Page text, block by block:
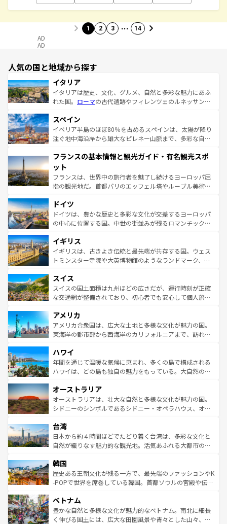
1 2 3 … 14
AD
AD
人気の国と地域から探す
イタリア
イタリアは歴史、文化、グルメ、自然と多彩な魅力にあふ
れた国。 ローマの古代遺跡やフィレンツェのルネッサンス
ろん、トスカーナの美しい田園風景やアマルフィ海岸の絶
景など、自然景観も見逃せない。観光の合間には、本場の
ピザやパスタなど、絶品のイタリア料理を堪能することも
ませてくれるイタリアで、忘れられない旅をしてみよう！
なお、新着のイタリア情報は
しい。
スペイン
イベリア半島のほぼ80％を占めるスペインは、太陽が降り
注ぐ地中海沿岸から雄大なピレネー山脈まで、多彩な自然
文化が根付くこの国では、情熱的なフラメンコ、熱気あふ
れる闘牛、そして美味しいタパスが生活の一部となってい
る。首都マドリードの洗練された雰囲気や、バルセロナの
アートに溢れた街角から、地方では古代ローマ遺跡や中世
せる。地方によって風土や気候が異なるスペインはその個
性で訪れる人を魅了する。 なお、新着のスペイン情報は コ
ンテンツ一覧を参照してほしい。
フランスの基本情報と観光ガイド・有名観光スポ
ット
フランスは、世界中の旅行者を魅了し続けるヨーロッパ屈
指の観光地だ。首都パリのエッフェル塔やルーブル美術館
で、幅広い魅力が詰まっている。華麗な宮殿、歴史的な大
聖堂、美しいビーチ、そして豊かな自然が、訪れる者を心
から魅了する。また、フランスは美食の国としても知ら
いる。シャンパンの発祥地であるランス、プロヴァンスの
香り高いラベンダー畑など、多彩な楽しみ方が可能だ。さ
らに、パリ以外の地域にも魅力が溢れており、どの街角に
れる地方に足を運ぶとそれぞれで全く異なる文化を体験で
きるだろう。 なお、新着のフランス情報はコンテンツ一覧
を参照してほしい。
ドイツ
ドイツは、豊かな歴史と多彩な文化が交差するヨーロッパ
の中心に位置する国。中世の街並みが残るロマンチック街
顔を持つこの国は、どこを歩いても飽きることがない。ベ
ルリンの文化的活気、バイエルン州のアルプスの絶景、そ
してライン川沿いのワイン畑といった風景は必見。ビール
は、お酒好きな人にはぜひ体験してほしい。 なお、新着の
ドイツ情報はコンテンツ一覧を参照してほしい。
イギリス
イギリスは、古きよき伝統と最先端が共存する国。ウェス
トミンスター寺院や大英博物館のようなランドマーク、歴
リアごとに異なる魅力がある。また、優雅なアフタヌーン
ティー、ビール好きにはたまらない英国パブ、サッカー観
戦など、本場だからこそできる体験も豊富。イギリスを旅
ンツ一覧を参照してほしい。
スイス
スイスの国土面積は九州ほどの広さだが、運行時刻が正確
な交通網が整備されており、初心者でも安心して個人旅行
の建物がそのまま残る町や、スイスならではのユニークな
博物館もあり、アルプス観光だけでなく町歩きも満喫する
ことができる。国民の所得が高いため物価も高いが、旅行
ば市内交通費無料で観光を楽しむこともできる。 なお、新
着のスイス情報はコンテンツ一覧 を参照してほしい。
アメリカ
アメリカ合衆国は、広大な土地と多様な文化が魅力の国。
東海岸の都市部から西海岸のカリフォルニアまで、訪れる
のような巨大都市は、観光、ショッピング、エンターテイ
ンメントが詰まった刺激的なスポットだ。一方、アメリカ
西部には大自然が広がり、グランドキャニオンやイエロー
部のニューオーリンズでは、音楽と美食が融合した独特の
文化が魅力。旅行者はアメリカの各地域で異なる魅力を楽
しみながら、その多様性と豊かな歴史を感じることができ
ならではの贅沢な旅のスタイルだ。 なお、新着のアメリカ
情報はコンテンツ一覧を参照してほしい。
ハワイ
年間を通じて温暖な気候に恵まれ、多くの島で構成される
ハワイは、どの島も独自の魅力をもっている。大自然の神
ワイ島は見逃せない。また、定番の観光地といえばオアフ
島だが、静かな自然を求めるならマウイ島やカウアイ島が
おすすめ。エメラルドグリーンに輝く海をはじめ、豊かな
れるおもてなしの心で訪れる人々を迎えてくれるハワイの
人々、おいしいローカルフードやハワイアンミュージッ
ク、伝統的なフラダンスなど、すべてがハワイの魅力を彩
ワイを、存分に味わってほしい。 なお、新着のハワイ情報
はコンテンツ一覧を参照してほしい。
オーストラリア
オーストラリアは、壮大な自然と多様な文化が魅力の国。
シドニーのシンボルであるシドニー・オペラハウス、オー
リアリーフや大陸中央部にそびえるウルル（エアーズロッ
ク）、タスマニアの美しい原生林やケアンズの熱帯雨林な
ど、見どころがたくさん。また、カフェやワイン、オージ
いる。アクティビティも充実しており、サーフィンやダイ
ビング、ハイキングなど、アウトドア好きにはたまらな
い。オーストラリアの多彩な魅力を存分に味わいつくそ
参照してほしい。
台湾
日本から約４時間ほどでたどり着く台湾は、多彩な文化と
自然が織りなす魅力的な観光地。活気あふれる大都市の台
ン）、静ひつな山岳地帯である台湾東部など、都市の喧騒
と山間の静けさが共存しており、訪れる人に新しい発見と
驚きをもたらしてくれる。また、奥深い台湾の食文化も魅
容にもいいと評判のスイーツなど、バラエティ豊かな料理
が味わえる。 なお、新着の台湾情報は コンテンツ一覧を参
照してほしい。
韓国
歴史ある王朝文化が残る一方で、最先端のファッションやK
-POPで世界を席巻している韓国。首都ソウルの宮殿や伝統
き、地方に足を延ばせば四季折々の自然美を楽しむことが
できる。そして、キムチや焼肉、絶品のストリートフード
まで、さまざまな韓国料理が待っている。夜には、韓国な
ベトナム
豊かな自然と多様な文化が魅力的なベトナム。南北に細長
く伸びる国土には、広大な田園風景や青々とした山々、世